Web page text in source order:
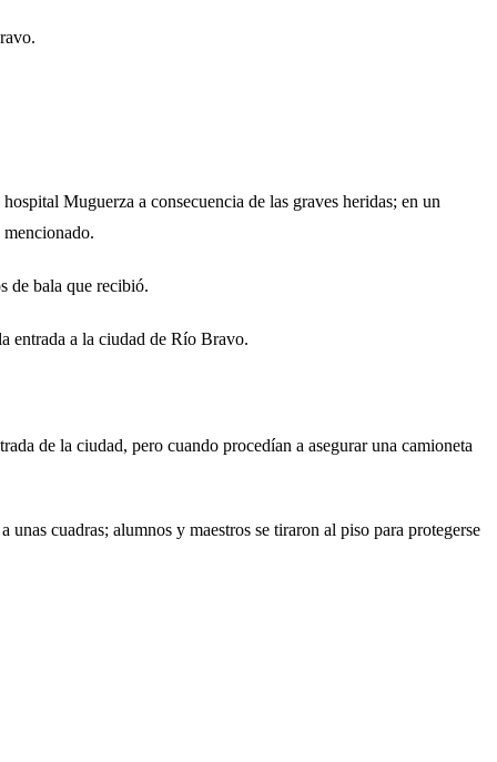
Muguerza a consecuencia de las graves heridas; en un
de bala que recibió.
entrada a la ciudad de Río Bravo.
de la ciudad, pero cuando procedían a asegurar una camioneta
cuadras; alumnos y maestros se tiraron al piso para protegerse